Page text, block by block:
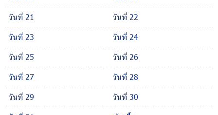
วันที่ 21
วันที่ 22
วันที่ 23
วันที่ 24
วันที่ 25
วันที่ 26
วันที่ 27
วันที่ 28
วันที่ 29
วันที่ 30